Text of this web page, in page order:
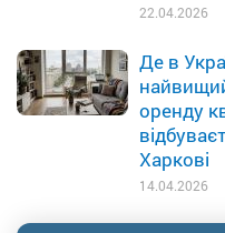
22.04.2026
Де в
оренду
Харкові
14.04.2026